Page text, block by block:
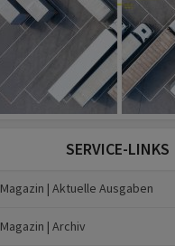
SERVICE-LINKS
Magazin | Aktuelle Ausgaben
Magazin | Archiv